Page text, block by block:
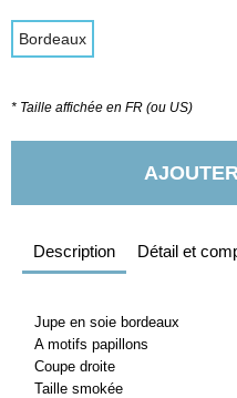
Bordeaux
* Taille affichée en FR (ou US)
Description Détail et
Jupe en soie bordeaux
A motifs papillons
Coupe droite
Taille smokée